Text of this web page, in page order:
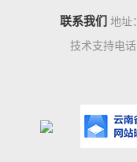
联系我们 地址
技术支持电